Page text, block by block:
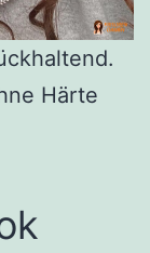
Härte